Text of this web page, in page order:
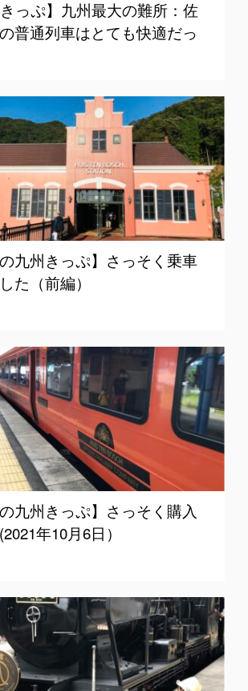
きっぷ】九州最大の難所：佐
普通列車はとても快適だっ
の九州きっぷ】さっそく乗車
た（前編）
の九州きっぷ】さっそく購入
年10月6日）